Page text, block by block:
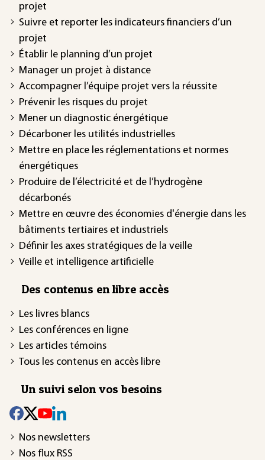
projet
Suivre et reporter les indicateurs financiers d’un
projet
Établir le planning d’un projet
Manager un projet à distance
Accompagner l’équipe projet vers la réussite
Prévenir les risques du projet
Mener un diagnostic énergétique
Décarboner les utilités industrielles
Mettre en place les réglementations et normes
énergétiques
Produire de l’électricité et de l’hydrogène
décarbonés
Mettre en œuvre des économies d'énergie dans les
bâtiments tertiaires et industriels
Définir les axes stratégiques de la veille
Veille et intelligence artificielle
Des contenus en libre accès
Les livres blancs
Les conférences en ligne
Les articles témoins
Tous les contenus en accès libre
Un suivi selon vos besoins
Nos newsletters
Nos flux RSS